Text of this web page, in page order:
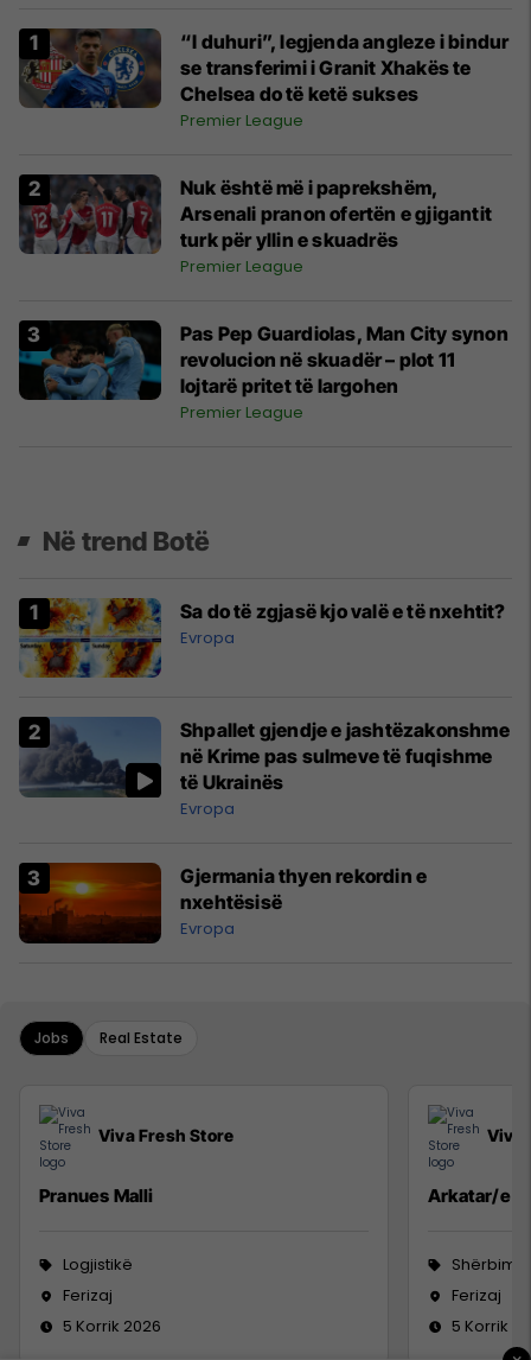
“I duhuri”, legjenda angleze i bindur
se transferimi i Granit Xhakës te
Chelsea do të ketë sukses
Premier League
Nuk është më i paprekshëm,
Arsenali pranon ofertën e gjigantit
turk për yllin e skuadrës
Premier League
Pas Pep Guardiolas, Man City synon
revolucion në skuadër – plot 11
lojtarë pritet të largohen
Premier League
Në trend Botë
Sa do të zgjasë kjo valë e të nxehtit?
Evropa
Shpallet gjendje e jashtëzakonshme
në Krime pas sulmeve të fuqishme
të Ukrainës
Evropa
Gjermania thyen rekordin e
nxehtësisë
Evropa
Jobs Real Estate
Viva Fresh Store
Pranues Malli
Logjistikë
Ferizaj
5 Korrik 2026
Viva
Arkatar/e
Ferizaj
5 Korrik